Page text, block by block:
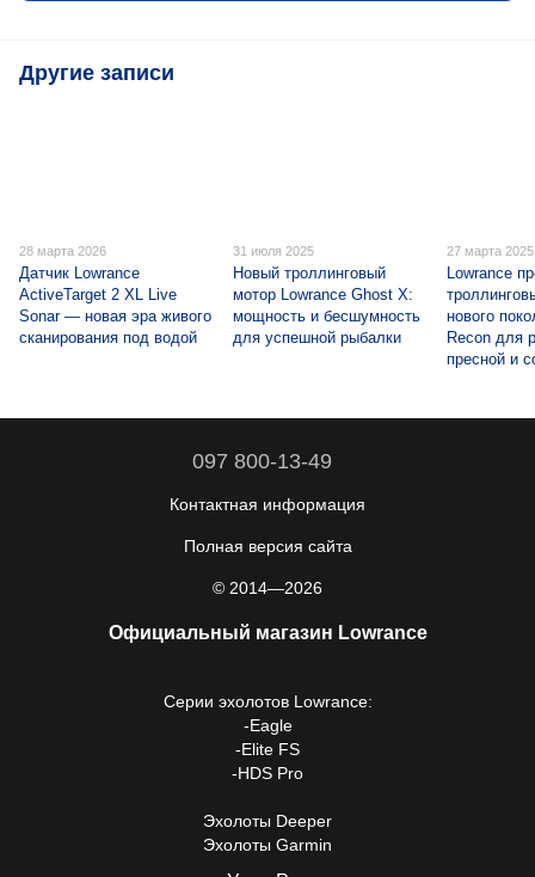
Другие записи
28 марта 2026
Датчик Lowrance
ActiveTarget 2 XL Live
Sonar — новая эра живого
сканирования под водой
31 июля 2025
Новый троллинговый
мотор Lowrance Ghost X:
мощность и бесшумность
для успешной рыбалки
27 марта 2025
Lowrance
нового
Recon для
пресной и
097 800-13-49
Контактная информация
Полная версия сайта
© 2014—2026
Официальный магазин Lowrance
Серии эхолотов Lowrance:
-Eagle
-Elite FS
-HDS Pro
Эхолоты Deeper
Эхолоты Garmin